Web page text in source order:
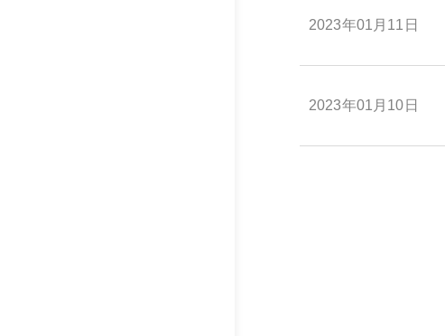
2023年01月11日
2023年01月10日